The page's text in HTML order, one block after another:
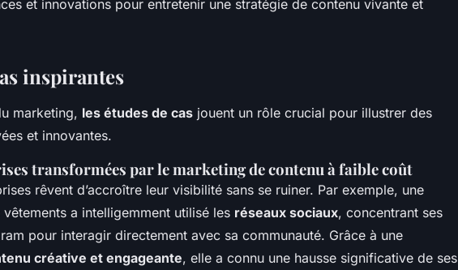
et innovations pour entretenir une stratégie de contenu vivante et
inspirantes
marketing, les études de cas jouent un rôle crucial pour illustrer des
et innovantes.
transformées par le marketing de contenu à faible coût
rêvent d’accroître leur visibilité sans se ruiner. Par exemple, une
a intelligemment utilisé les réseaux sociaux, concentrant ses
pour interagir directement avec sa communauté. Grâce à une
créative et engageante, elle a connu une hausse significative de ses